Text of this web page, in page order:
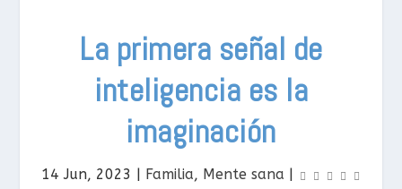
La primera señal de
inteligencia es la
imaginación
14 Jun, 2023 | Familia, Mente sana |